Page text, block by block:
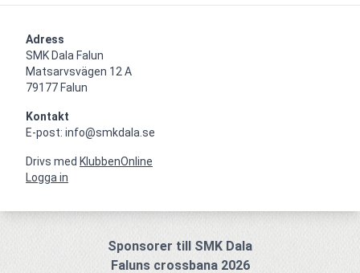
Adress
SMK Dala Falun
Matsarvsvägen 12 A
79177 Falun
Kontakt
E-post: info@smkdala.se
Drivs med KlubbenOnline
Logga in
Sponsorer till SMK Dala
Faluns crossbana 2026